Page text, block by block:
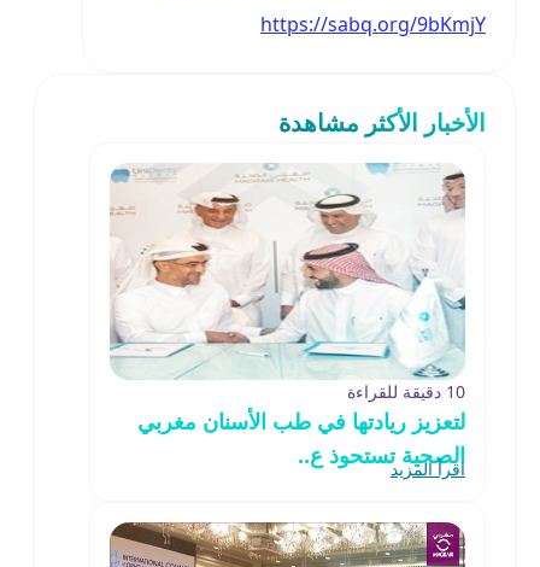
https://sabq.org/9bKmjY
الأخبار الأكثر مشاهدة
10 دقيقة للقراءة
لتعزيز ريادتها في طب الأسنان مغربي
الصحية تستحوذ ع..
اقرأ المزيد